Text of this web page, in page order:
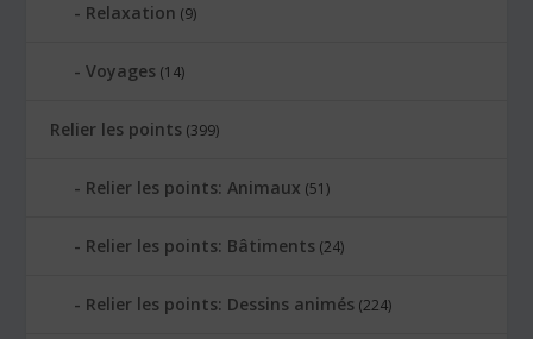
Relaxation (9)
Voyages (14)
Relier les points (399)
Relier les points: Animaux (51)
Relier les points: Bâtiments (24)
Relier les points: Dessins animés (224)